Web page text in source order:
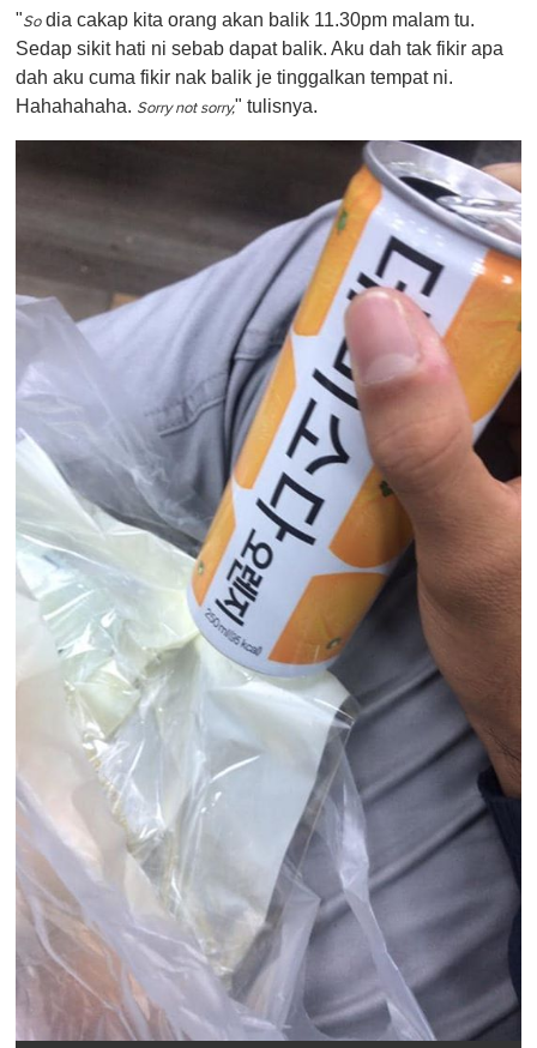
"Sodia cakap kita orang akan balik 11.30pm malam tu.
Sedap sikit hati ni sebab dapat balik. Aku dah tak fikir apa
dah aku cuma fikir nak balik je tinggalkan tempat ni.
Hahahahaha. Sorry not sorry," tulisnya.